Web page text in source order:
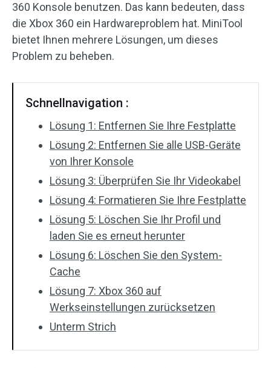
360 Konsole benutzen. Das kann bedeuten, dass
die Xbox 360 ein Hardwareproblem hat. MiniTool
bietet Ihnen mehrere Lösungen, um dieses
Problem zu beheben.
Schnellnavigation :
Lösung 1: Entfernen Sie Ihre Festplatte
Lösung 2: Entfernen Sie alle USB-Geräte
von Ihrer Konsole
Lösung 3: Überprüfen Sie Ihr Videokabel
Lösung 4: Formatieren Sie Ihre Festplatte
Lösung 5: Löschen Sie Ihr Profil und
laden Sie es erneut herunter
Lösung 6: Löschen Sie den System-
Cache
Lösung 7: Xbox 360 auf
Werkseinstellungen zurücksetzen
Unterm Strich